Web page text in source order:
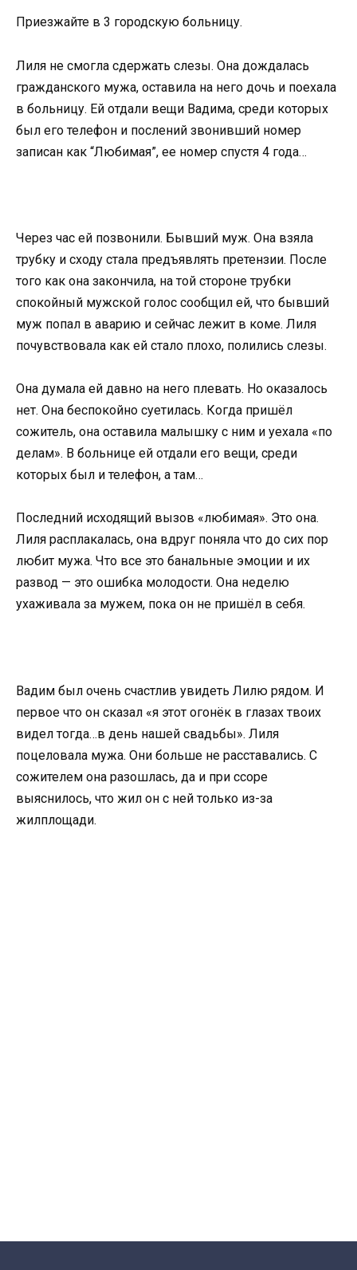
Приезжайте в 3 городскую больницу.
Лиля не смогла сдержать слезы. Она дождалась
гражданского мужа, оставила на него дочь и поехала
в больницу. Ей отдали вещи Вадима, среди которых
был его телефон и послений звонивший номер
записан как “Любимая”, ее номер спустя 4 года…
Через час ей позвонили. Бывший муж. Она взяла
трубку и сходу стала предъявлять претензии. После
того как она закончила, на той стороне трубки
спокойный мужской голос сообщил ей, что бывший
муж попал в аварию и сейчас лежит в коме. Лиля
почувствовала как ей стало плохо, полились слезы.
Она думала ей давно на него плевать. Но оказалось
нет. Она беспокойно суетилась. Когда пришёл
сожитель, она оставила малышку с ним и уехала «по
делам». В больнице ей отдали его вещи, среди
которых был и телефон, а там…
Последний исходящий вызов «любимая». Это она.
Лиля расплакалась, она вдруг поняла что до сих пор
любит мужа. Что все это банальные эмоции и их
развод — это ошибка молодости. Она неделю
ухаживала за мужем, пока он не пришёл в себя.
Вадим был очень счастлив увидеть Лилю рядом. И
первое что он сказал «я этот огонёк в глазах твоих
видел тогда…в день нашей свадьбы». Лиля
поцеловала мужа. Они больше не расставались. С
сожителем она разошлась, да и при ссоре
выяснилось, что жил он с ней только из-за
жилплощади.